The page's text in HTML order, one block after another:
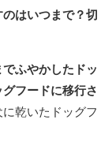
のはいつまで？切
でふやかしたドッ
フードに移行さ
乾いたドッグフ